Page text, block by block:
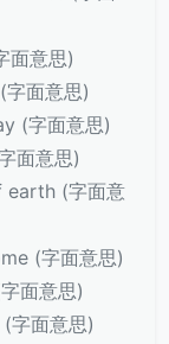
面意思)
面意思)
(字面意思)
面意思)
earth (字面意
(字面意思)
面意思)
字面意思)